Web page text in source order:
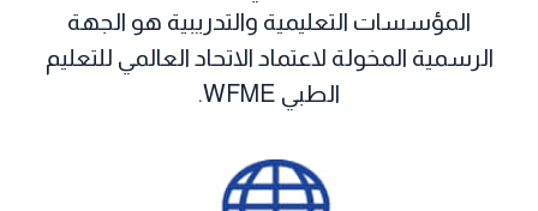
المؤسسات التعليمية والتدريبية هو الجهة
الرسمية المخولة لاعتماد الاتحاد العالمي للتعليم
الطبي WFME.